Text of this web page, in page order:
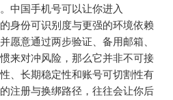
中国手机号可以让你进入
身份可识别度与更强的环境依赖
愿意通过两步验证、备用邮箱、
来对冲风险，那么它并非不可接
、长期稳定性和账号可切割性有
注册与换绑路径，往往会让你后